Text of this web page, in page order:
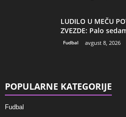
LUDILO U MEČU
ZVEZDE: Palo
Fudbal avgust 8, 2026
POPULARNE KATEGORIJE
Fudbal